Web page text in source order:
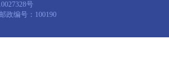
号
政编号：100190